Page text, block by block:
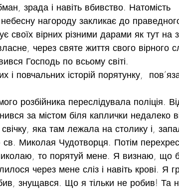
зрада і навіть вбивство. Натомість
нагороду закликає до
своїх вірних різними дарами як тут на
через святе життя свого вірного
Господь по всьому світі.
повчальних історій порятунку,
розбійника переслідувала поліція.
за містом біля каплички недалеко
яка там лежала на столику і,
Миколая Чудотворця. Потім
то порятуй мене. Я визнаю, що
через мене сліз і навіть крові. Я
знущався. Що я тільки не робив! Та